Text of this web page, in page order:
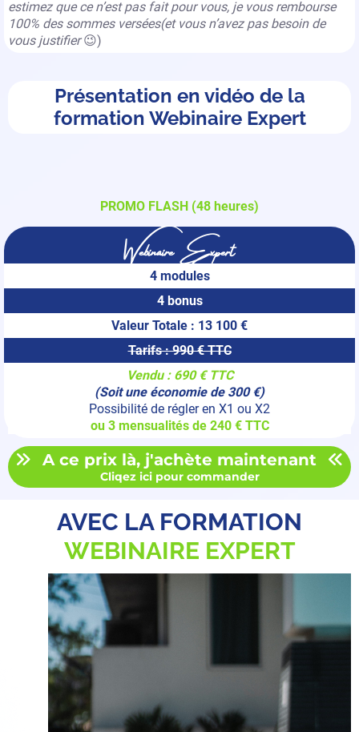
estimez que ce n’est pas fait pour vous, je vous rembourse
100% des sommes versées(et vous n’avez pas besoin de
vous justifier😉)
Présentation en vidéo de la
formation Webinaire Expert
PROMO FLASH (48 heures)
Webinaire Expert
4 modules
4 bonus
Valeur Totale : 13 100 €
Tarifs : 990 € TTC
Vendu : 690 € TTC
(Soit une économie de 300 €)
Possibilité de régler en X1 ou X2
ou 3 mensualités de 240 € TTC
A ce prix là, j'achète maintenant
Cliqez ici pour commander
AVEC LA FORMATION
WEBINAIRE EXPERT